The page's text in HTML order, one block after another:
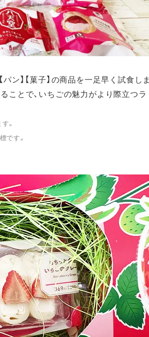
ン】【菓子】の商品を一足早く試食しま
ことで、いちごの魅力がより際立つラ
。
です。